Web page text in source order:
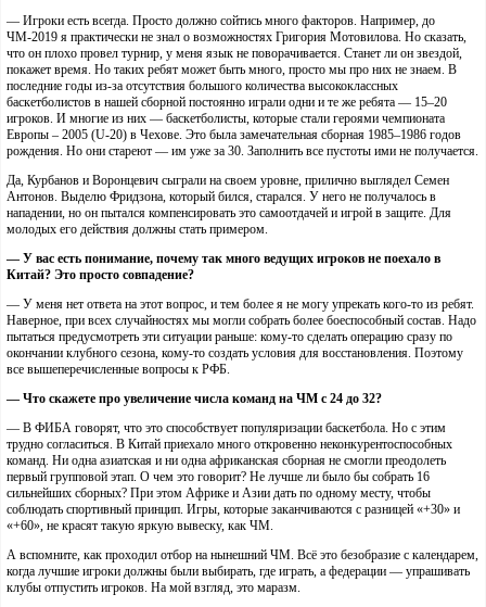
— Игроки есть всегда. Просто должно сойтись много факторов. Например, до
ЧМ-2019 я практически не знал о возможностях Григория Мотовилова. Но сказать,
что он плохо провел турнир, у меня язык не поворачивается. Станет ли он звездой,
покажет время. Но таких ребят может быть много, просто мы про них не знаем. В
последние годы из-за отсутствия большого количества высококлассных
баскетболистов в нашей сборной постоянно играли одни и те же ребята — 15–20
игроков. И многие из них — баскетболисты, которые стали героями чемпионата
Европы – 2005 (U-20) в Чехове. Это была замечательная сборная 1985–1986 годов
рождения. Но они стареют — им уже за 30. Заполнить все пустоты ими не получается.
Да, Курбанов и Воронцевич сыграли на своем уровне, прилично выглядел Семен
Антонов. Выделю Фридзона, который бился, старался. У него не получалось в
нападении, но он пытался компенсировать это самоотдачей и игрой в защите. Для
молодых его действия должны стать примером.
— У вас есть понимание, почему так много ведущих игроков не поехало в
Китай? Это просто совпадение?
— У меня нет ответа на этот вопрос, и тем более я не могу упрекать кого-то из ребят.
Наверное, при всех случайностях мы могли собрать более боеспособный состав. Надо
пытаться предусмотреть эти ситуации раньше: кому-то сделать операцию сразу по
окончании клубного сезона, кому-то создать условия для восстановления. Поэтому
все вышеперечисленные вопросы к РФБ.
— Что скажете про увеличение числа команд на ЧМ с 24 до 32?
— В ФИБА говорят, что это способствует популяризации баскетбола. Но с этим
трудно согласиться. В Китай приехало много откровенно неконкурентоспособных
команд. Ни одна азиатская и ни одна африканская сборная не смогли преодолеть
первый групповой этап. О чем это говорит? Не лучше ли было бы собрать 16
сильнейших сборных? При этом Африке и Азии дать по одному месту, чтобы
соблюдать спортивный принцип. Игры, которые заканчиваются с разницей «+30» и
«+60», не красят такую яркую вывеску, как ЧМ.
А вспомните, как проходил отбор на нынешний ЧМ. Всё это безобразие с календарем,
когда лучшие игроки должны были выбирать, где играть, а федерации — упрашивать
клубы отпустить игроков. На мой взгляд, это маразм.